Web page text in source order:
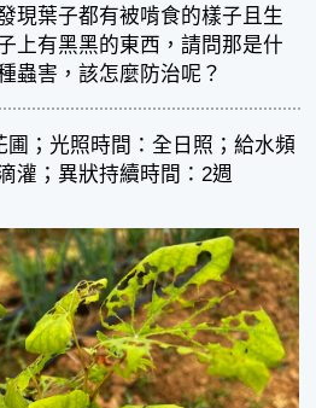
現葉子都有被啃食的樣子且生
上有黑黑的東西，請問那是什
蟲害，該怎麼防治呢？
；光照時間：全日照；給水頻
灌；異狀持續時間：2週